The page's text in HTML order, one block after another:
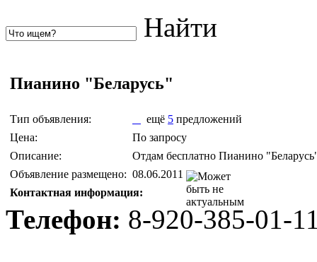
Найти
Пианино "Беларусь"
Тип объявления: ещё 5 предложений
Цена:
По запросу
Описание:
Отдам бесплатно Пианино
Объявление размещено: 08.06.2011
Контактная информация:
Телефон: 8-920-385-01-